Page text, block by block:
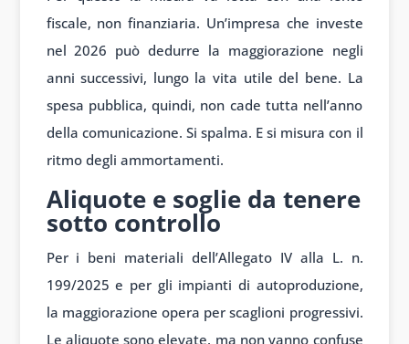
fiscale, non finanziaria. Un’impresa che investe
nel 2026 può dedurre la maggiorazione negli
anni successivi, lungo la vita utile del bene. La
spesa pubblica, quindi, non cade tutta nell’anno
della comunicazione. Si spalma. E si misura con il
ritmo degli ammortamenti.
Aliquote e soglie da tenere
sotto controllo
Per i beni materiali dell’Allegato IV alla L. n.
199/2025 e per gli impianti di autoproduzione,
la maggiorazione opera per scaglioni progressivi.
Le aliquote sono elevate, ma non vanno confuse